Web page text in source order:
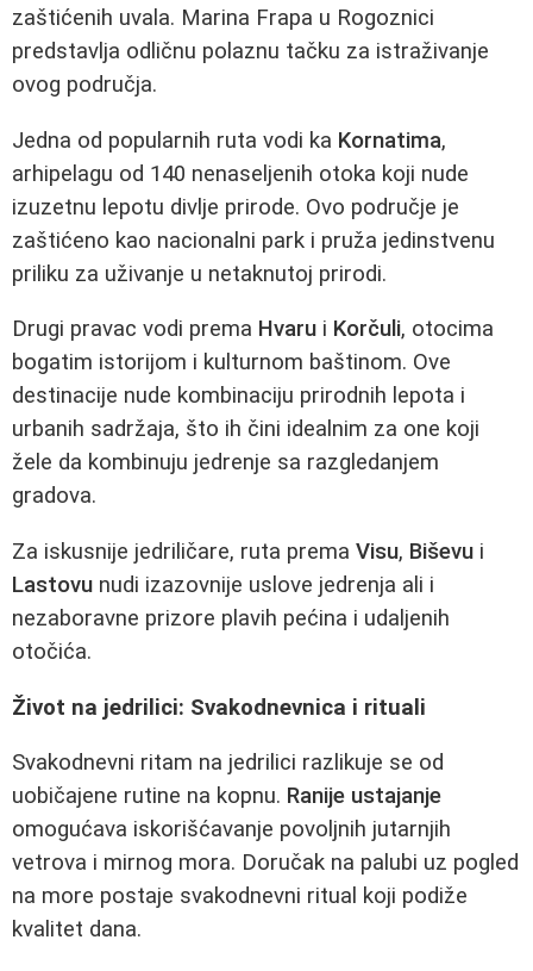
zaštićenih uvala. Marina Frapa u Rogoznici
predstavlja odličnu polaznu tačku za istraživanje
ovog područja.
Jedna od popularnih ruta vodi ka Kornatima,
arhipelagu od 140 nenaseljenih otoka koji nude
izuzetnu lepotu divlje prirode. Ovo područje je
zaštićeno kao nacionalni park i pruža jedinstvenu
priliku za uživanje u netaknutoj prirodi.
Drugi pravac vodi prema Hvaru i Korčuli, otocima
bogatim istorijom i kulturnom baštinom. Ove
destinacije nude kombinaciju prirodnih lepota i
urbanih sadržaja, što ih čini idealnim za one koji
žele da kombinuju jedrenje sa razgledanjem
gradova.
Za iskusnije jedriličare, ruta prema Visu, Biševu i
Lastovu nudi izazovnije uslove jedrenja ali i
nezaboravne prizore plavih pećina i udaljenih
otočića.
Život na jedrilici: Svakodnevnica i rituali
Svakodnevni ritam na jedrilici razlikuje se od
uobičajene rutine na kopnu. Ranije ustajanje
omogućava iskorišćavanje povoljnih jutarnjih
vetrova i mirnog mora. Doručak na palubi uz pogled
na more postaje svakodnevni ritual koji podiže
kvalitet dana.